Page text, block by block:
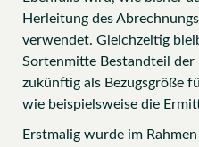
Herleitung des
verwendet. Gleichzeitig
Sortenmitte Bestandteil
zukünftig als Bezugsgröße
wie beispielsweise die
Erstmalig wurde im